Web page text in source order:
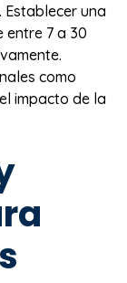
una
entre 7 a 30
como
impacto de la